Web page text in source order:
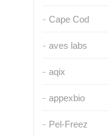
Cape Cod
aves labs
aqix
appexbio
Pel-Freez